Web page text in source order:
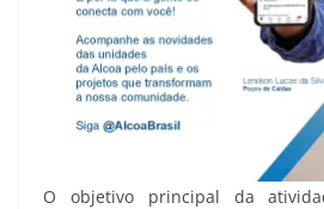
O objetivo principal da